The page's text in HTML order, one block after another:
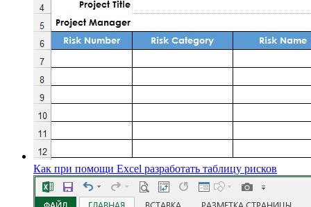
Как при помощи Excel разработать таблицу рисков